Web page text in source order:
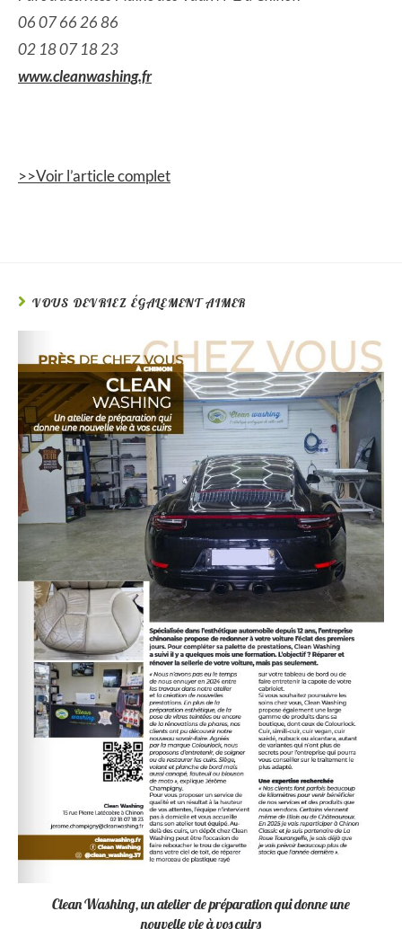
06 07 66 26 86
02 18 07 18 23
www.cleanwashing.fr
>>Voir l’article complet
VOUS DEVRIEZ ÉGALEMENT AIMER
Clean Washing, un atelier de préparation qui donne une
nouvelle vie à vos cuirs